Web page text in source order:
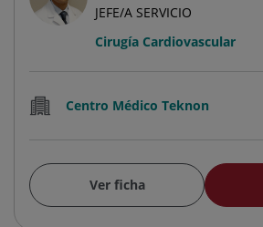
JEFE/A SERVICIO
Cirugía Cardiovascular
Centro Médico Teknon
Ver ficha